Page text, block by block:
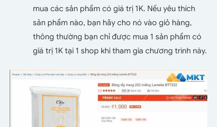
mua các sản phẩm có giá trị 1K. Nếu yêu thích
sản phẩm nào, bạn hãy cho nó vào giỏ hàng,
thông thường bạn chỉ được mua 1 sản phẩm có
giá trị 1K tại 1 shop khi tham gia chương trình này.